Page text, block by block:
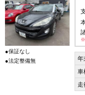
●保証なし
●法定整備無
※